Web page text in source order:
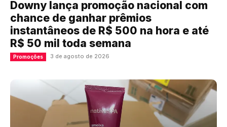
Downy lança promoção nacional com
chance de ganhar prêmios
instantâneos de R$ 500 na hora e até
R$ 50 mil toda semana
Promoções 3 de agosto de 2026